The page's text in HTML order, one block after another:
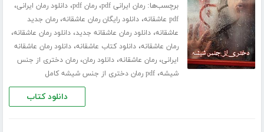
برچسب‌ها:رمان ایرانی pdf ،رمان pdf ،دانلود رمان ایرانی،
pdf عاشقانه ،دانلود رایگان رمان عاشقانه،رمان جدید
عاشقانه،دانلود رمان عاشقانه جدید،دانلود رمان عاشقانه،
رمان عاشقانه،دانلود کتاب عاشقانه،دانلود رمان عاشقانه
ایرانی،رمان عاشقانه،دانلود رمان،رمان دختری از جنس
شیشه،pdf رمان دختری از جنس شیشه کامل
دانلود کتاب